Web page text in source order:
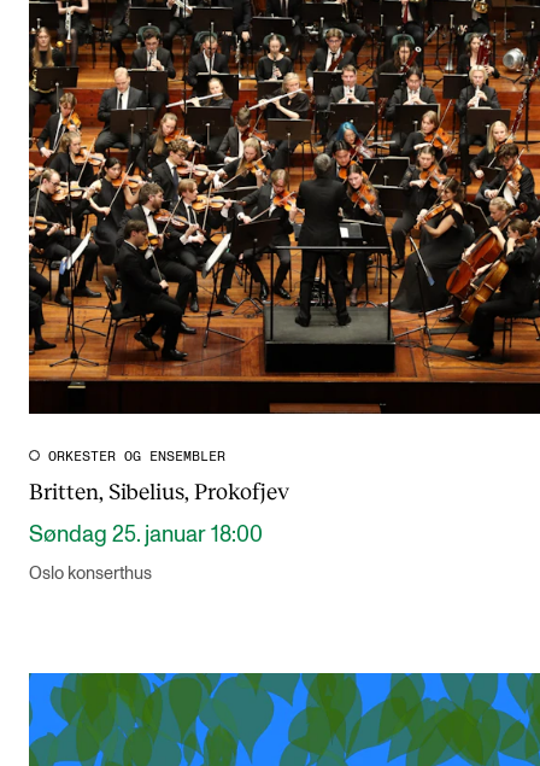
INFO
Om Norges musikkhøgskole
Kontakt oss
Finn ansatte
For ansatte og studenter
ORKESTER OG ENSEMBLER
Britten, Sibelius, Prokofjev
Søndag 25. januar 18:00
Oslo konserthus